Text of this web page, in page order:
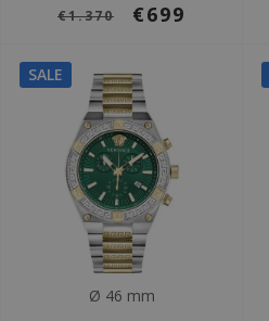
€1.370 €699
SALE
Ø 46 mm